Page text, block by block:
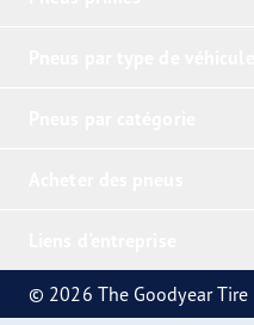
© 2026 The Goodyear